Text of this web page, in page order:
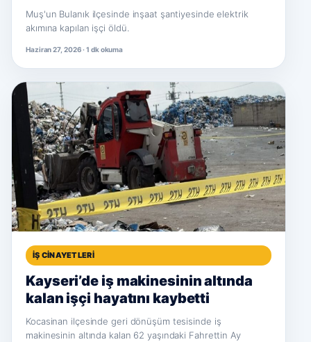
Muş'un Bulanık ilçesinde inşaat şantiyesinde elektrik
akımına kapılan işçi öldü.
Haziran 27, 2026 · 1 dk okuma
İŞ CINAYETLERI
Kayseri’de iş makinesinin altında
kalan işçi hayatını kaybetti
Kocasinan ilçesinde geri dönüşüm tesisinde iş
makinesinin altında kalan 62 yaşındaki Fahrettin Ay